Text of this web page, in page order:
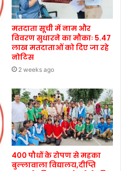
मतदाता सूची में नाम और
विवरण सुधारने का मौकाः 5.47
लाख मतदाताओं को दिए जा रहे
नोटिस
2 weeks ago
400 पौधों के रोपण से महका
बुल्लावाला विद्यालय,दीप्ति